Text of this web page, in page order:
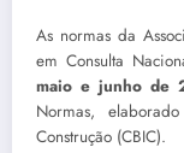
As normas da
em Consulta
maio e junho de
Normas,
Construção (CBIC).